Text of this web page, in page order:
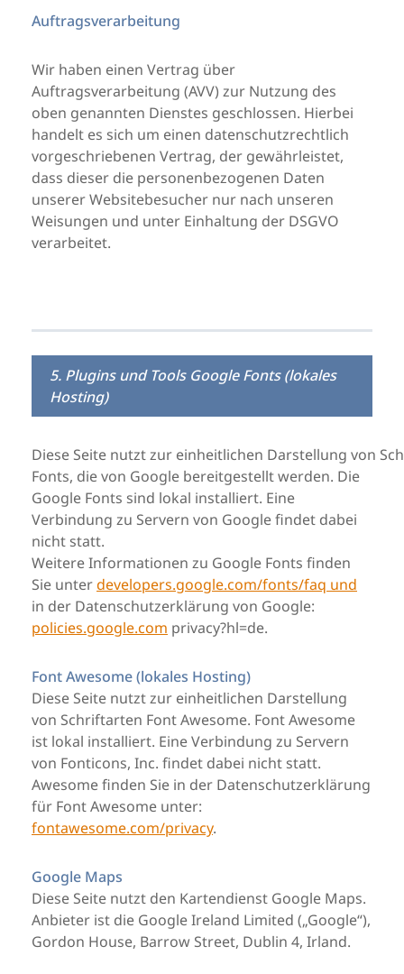
Auftragsverarbeitung
Wir haben einen Vertrag über
Auftragsverarbeitung (AVV) zur Nutzung des
oben genannten Dienstes geschlossen. Hierbei
handelt es sich um einen datenschutzrechtlich
vorgeschriebenen Vertrag, der gewährleistet,
dass dieser die personenbezogenen Daten
unserer Websitebesucher nur nach unseren
Weisungen und unter Einhaltung der DSGVO
verarbeitet.
5. Plugins und Tools Google Fonts (lokales
Hosting)
Diese Seite nutzt zur einheitlichen Darstellung von
Fonts, die von Google bereitgestellt werden. Die
Google Fonts sind lokal installiert. Eine
Verbindung zu Servern von Google findet dabei
nicht statt.
Weitere Informationen zu Google Fonts finden
Sie unterdevelopers.google.com/fonts/faq und
in der Datenschutzerklärung von Google:
policies.google.com privacy?hl=de.
Font Awesome (lokales Hosting)
Diese Seite nutzt zur einheitlichen Darstellung
von Schriftarten Font Awesome. Font Awesome
ist lokal installiert. Eine Verbindung zu Servern
von Fonticons, Inc. findet dabei nicht statt.
Awesome finden Sie in der Datenschutzerklärung
für Font Awesome unter:
fontawesome.com/privacy.
Google Maps
Diese Seite nutzt den Kartendienst Google Maps.
Anbieter ist die Google Ireland Limited („Google“),
Gordon House, Barrow Street, Dublin 4, Irland.